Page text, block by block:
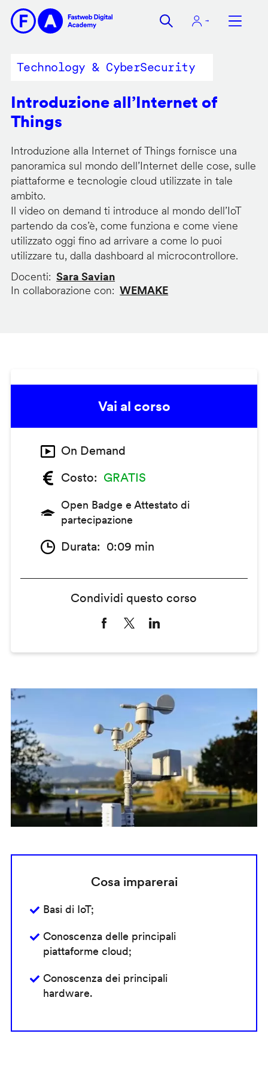
contenuto
Technology & CyberSecurity
Introduzione all’Internet of
Things
Introduzione alla Internet of Things fornisce una
panoramica sul mondo dell’Internet delle cose, sulle
piattaforme e tecnologie cloud utilizzate in tale
ambito.
Il video on demand ti introduce al mondo dell’IoT
partendo da cos’è, come funziona e come viene
utilizzato oggi fino ad arrivare a come lo puoi
utilizzare tu, dalla dashboard al microcontrollore.
Docenti
Sara Savian
In collaborazione con
WEMAKE
Vai al corso
On Demand
Costo
GRATIS
Open Badge e Attestato di
partecipazione
Durata 0:09 min
Condividi questo corso
Cosa imparerai
Basi di IoT;
Conoscenza delle principali
piattaforme cloud;
Conoscenza dei principali
hardware.